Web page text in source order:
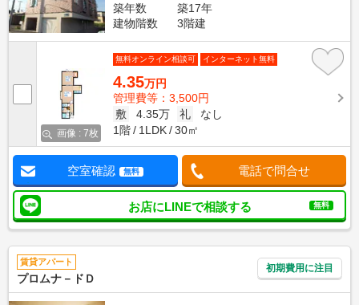
築年数
築17年
建物階数
3階建
画像 : 7枚
無料オンライン相談可 インターネット無料
4.35万円
管理費等：3,500円
敷
4.35万 礼
なし
1階
1LDK 30㎡
空室確認 無料 電話で問合せ
お店にLINEで相談する 無料
賃貸アパート
プロムナ－ドＤ
初期費用に注目